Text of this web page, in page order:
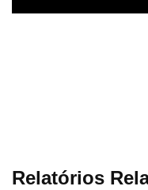
Relatórios